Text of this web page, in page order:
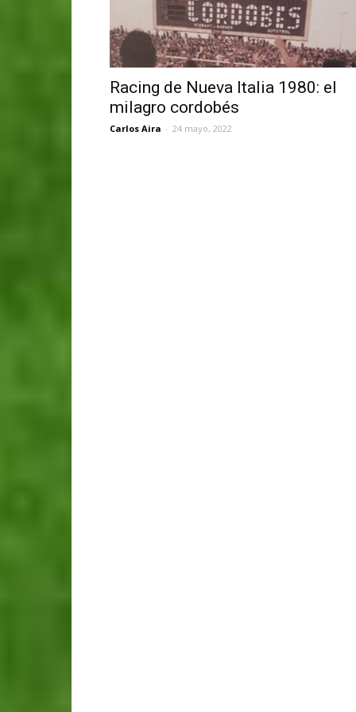
Racing de Nueva Italia 1980: el
milagro cordobés
Carlos Aira - 24 mayo, 2022